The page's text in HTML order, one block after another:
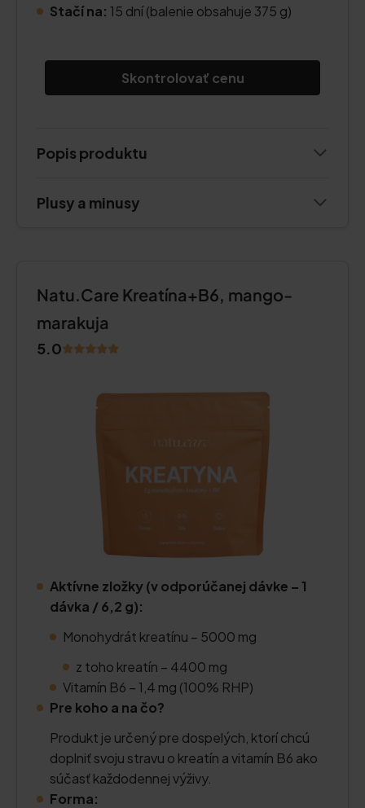
Stačí na: 15 dní (balenie obsahuje 375 g)
Skontrolovať cenu
Popis produktu
Plusy a minusy
Natu.Care Kreatína+B6, mango-
marakuja
5.0
Aktívne zložky (v odporúčanej dávke – 1
dávka / 6,2 g):
Monohydrát kreatínu – 5000 mg
z toho kreatín – 4400 mg
Vitamín B6 – 1,4 mg (100% RHP)
Pre koho a na čo?
Produkt je určený pre dospelých, ktorí chcú
doplniť svoju stravu o kreatín a vitamín B6 ako
súčasť každodennej výživy.
Forma: